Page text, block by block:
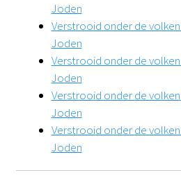
Joden
Verstrooid onder de
Joden
Verstrooid onder de
Joden
Verstrooid onder de
Joden
Verstrooid onder de
Joden